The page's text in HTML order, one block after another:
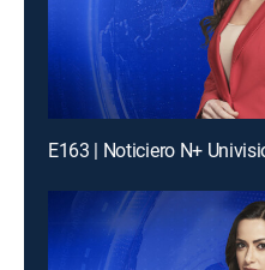
E163 | Noticiero N+